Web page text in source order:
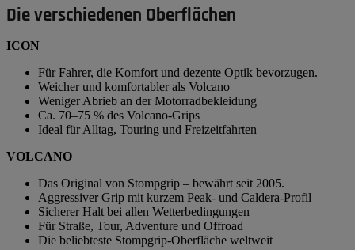
Die verschiedenen Oberflächen
ICON
Für Fahrer, die Komfort und dezente Optik bevorzugen.
Weicher und komfortabler als Volcano
Weniger Abrieb an der Motorradbekleidung
Ca. 70–75 % des Volcano-Grips
Ideal für Alltag, Touring und Freizeitfahrten
VOLCANO
Das Original von Stompgrip – bewährt seit 2005.
Aggressiver Grip mit kurzem Peak- und Caldera-Profil
Sicherer Halt bei allen Wetterbedingungen
Für Straße, Tour, Adventure und Offroad
Die beliebteste Stompgrip-Oberfläche weltweit